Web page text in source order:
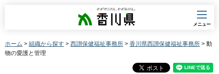
香川県
メニュー
ホーム > 組織から探す > 西讃保健福祉事務所 > 香川県西讃保健福祉事務所 > 動
物の愛護と管理